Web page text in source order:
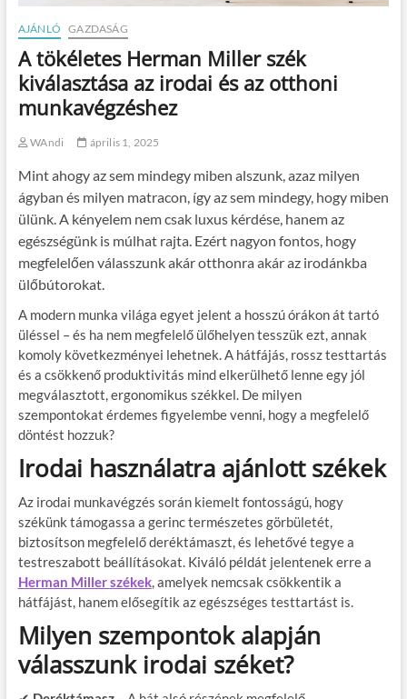
AJÁNLÓ GAZDASÁG
A tökéletes Herman Miller szék
kiválasztása az irodai és az otthoni
munkavégzéshez
WAndi április 1, 2025
Mint ahogy az sem mindegy miben alszunk, azaz milyen
ágyban és milyen matracon, így az sem mindegy, hogy miben
ülünk. A kényelem nem csak luxus kérdése, hanem az
egészségünk is múlhat rajta. Ezért nagyon fontos, hogy
megfelelően válasszunk akár otthonra akár az irodánkba
ülőbútorokat.
A modern munka világa egyet jelent a hosszú órákon át tartó
üléssel – és ha nem megfelelő ülőhelyen tesszük ezt, annak
komoly következményei lehetnek. A hátfájás, rossz testtartás
és a csökkenő produktivitás mind elkerülhető lenne egy jól
megválasztott, ergonomikus székkel. De milyen
szempontokat érdemes figyelembe venni, hogy a megfelelő
döntést hozzuk?
Irodai használatra ajánlott székek
Az irodai munkavégzés során kiemelt fontosságú, hogy
székünk támogassa a gerinc természetes görbületét,
biztosítson megfelelő deréktámaszt, és lehetővé tegye a
testreszabott beállításokat. Kiváló példát jelentenek erre a
Herman Millerszékek, amelyek nemcsak csökkentik a
hátfájást, hanem elősegítik az egészséges testtartást is.
Milyen szempontok alapján
válasszunk irodai széket?